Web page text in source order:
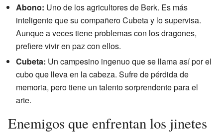
Abono: Uno de los agricultores de Berk. Es más
inteligente que su compañero Cubeta y lo supervisa.
Aunque a veces tiene problemas con los dragones,
prefiere vivir en paz con ellos.
Cubeta: Un campesino ingenuo que se llama así por el
cubo que lleva en la cabeza. Sufre de pérdida de
memoria, pero tiene un talento sorprendente para el
arte.
Enemigos que enfrentan los jinetes